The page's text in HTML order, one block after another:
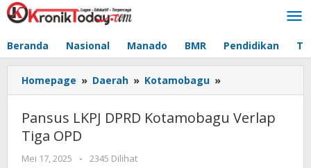
Lewati
ke
Beranda Nasional Manado BMR Pendidikan
Homepage » Daerah » Kotamobagu »
LKPJ
Kotamobagu
Pansus LKPJ DPRD Kotamobagu Verlap
Tiga OPD
Mei 17, 2025
oleh
-
2345 Dilihat